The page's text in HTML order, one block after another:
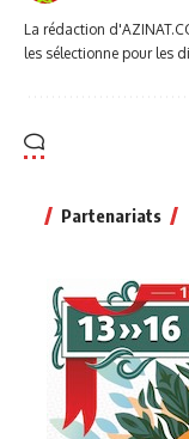
La rédaction
les sélectionne pour les
Partenariats